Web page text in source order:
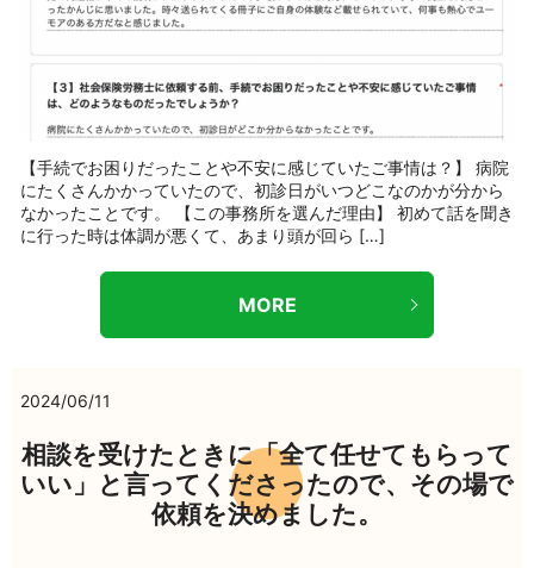
【手続でお困りだったことや不安に感じていたご事情は？】 病院
にたくさんかかっていたので、初診日がいつどこなのかが分から
なかったことです。 【この事務所を選んだ理由】 初めて話を聞き
に行った時は体調が悪くて、あまり頭が回ら […]
MORE
2024/06/11
相談を受けたときに「全て任せてもらって
いい」と言ってくださったので、その場で
依頼を決めました。